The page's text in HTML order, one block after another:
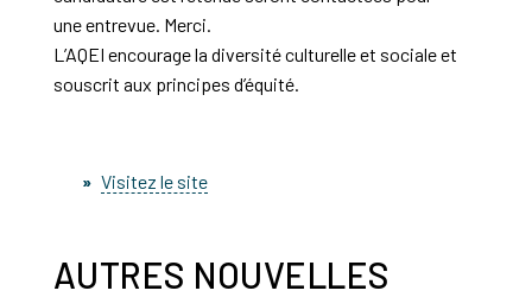
une entrevue. Merci.
L’AQEI encourage la diversité culturelle et sociale et
souscrit aux principes d’équité.
Visitez le site
AUTRES NOUVELLES